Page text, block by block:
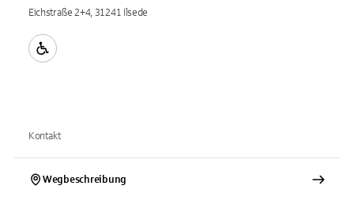
Eichstraße 2+4, 31241 Ilsede
Kontakt
Wegbeschreibung